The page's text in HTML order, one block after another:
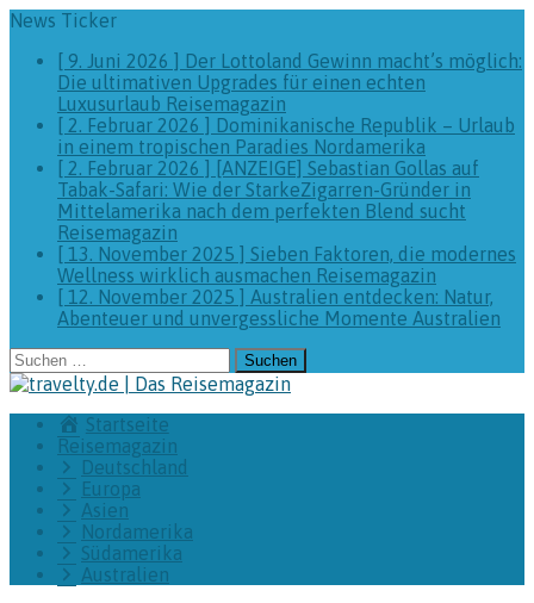
News Ticker
[ 9. Juni 2026 ] Der Lottoland Gewinn macht’s möglich:
Die ultimativen Upgrades für einen echten
Luxusurlaub Reisemagazin
[ 2. Februar 2026 ] Dominikanische Republik – Urlaub
in einem tropischen Paradies Nordamerika
[ 2. Februar 2026 ] [ANZEIGE] Sebastian Gollas auf
Tabak-Safari: Wie der StarkeZigarren-Gründer in
Mittelamerika nach dem perfekten Blend sucht
Reisemagazin
[ 13. November 2025 ] Sieben Faktoren, die modernes
Wellness wirklich ausmachen Reisemagazin
[ 12. November 2025 ] Australien entdecken: Natur,
Abenteuer und unvergessliche Momente Australien
Suchen
nach:
Startseite
Reisemagazin
Deutschland
Europa
Asien
Nordamerika
Südamerika
Australien